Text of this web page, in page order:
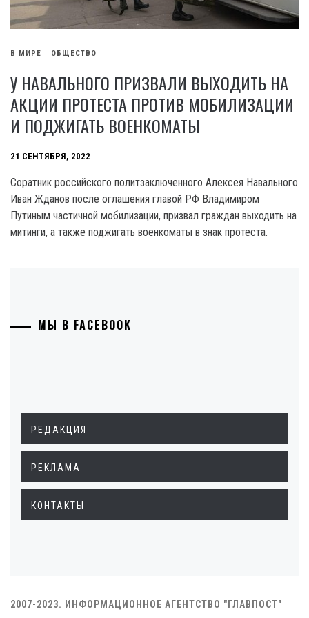
В МИРЕ ОБЩЕСТВО
У НАВАЛЬНОГО ПРИЗВАЛИ ВЫХОДИТЬ НА
АКЦИИ ПРОТЕСТА ПРОТИВ МОБИЛИЗАЦИИ
И ПОДЖИГАТЬ ВОЕНКОМАТЫ
21 СЕНТЯБРЯ, 2022
Соратник российского политзаключенного Алексея Навального
Иван Жданов после оглашения главой РФ Владимиром
Путиным частичной мобилизации, призвал граждан выходить на
митинги, а также поджигать военкоматы в знак протеста.
МЫ В FACEBOOK
РЕДАКЦИЯ
РЕКЛАМА
КОНТАКТЫ
2007-2023. ИНФОРМАЦИОННОЕ АГЕНТСТВО "ГЛАВПОСТ"